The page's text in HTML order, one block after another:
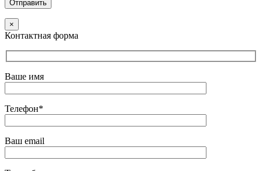
×
Контактная форма
Ваше имя
Телефон*
Ваш email